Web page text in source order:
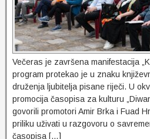
Večeras je završena manifestacija
program protekao je u znaku
druženja ljubitelja pisane riječi. U
promocija časopisa za kulturu
govorili promotori Amir Brka i Fuad
priliku uživati u razgovoru o
časopisa […]